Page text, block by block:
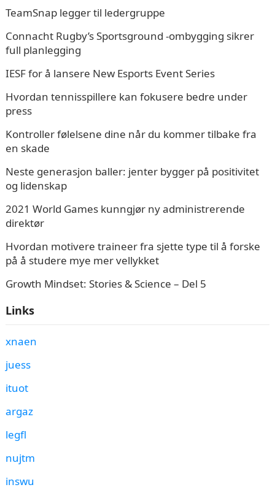
TeamSnap legger til ledergruppe
Connacht Rugby’s Sportsground -ombygging sikrer
full planlegging
IESF for å lansere New Esports Event Series
Hvordan tennisspillere kan fokusere bedre under
press
Kontroller følelsene dine når du kommer tilbake fra
en skade
Neste generasjon baller: jenter bygger på positivitet
og lidenskap
2021 World Games kunngjør ny administrerende
direktør
Hvordan motivere traineer fra sjette type til å forske
på å studere mye mer vellykket
Growth Mindset: Stories & Science – Del 5
Links
xnaen
juess
ituot
argaz
legfl
nujtm
inswu